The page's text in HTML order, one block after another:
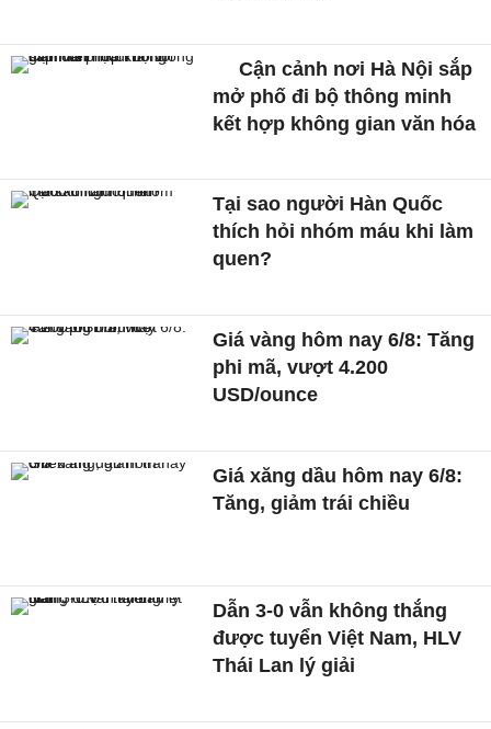
Cận cảnh nơi Hà Nội sắp
mở phố đi bộ thông minh
kết hợp không gian văn hóa
Tại sao người Hàn Quốc
thích hỏi nhóm máu khi làm
quen?
Giá vàng hôm nay 6/8: Tăng
phi mã, vượt 4.200
USD/ounce
Giá xăng dầu hôm nay 6/8:
Tăng, giảm trái chiều
Dẫn 3-0 vẫn không thắng
được tuyển Việt Nam, HLV
Thái Lan lý giải